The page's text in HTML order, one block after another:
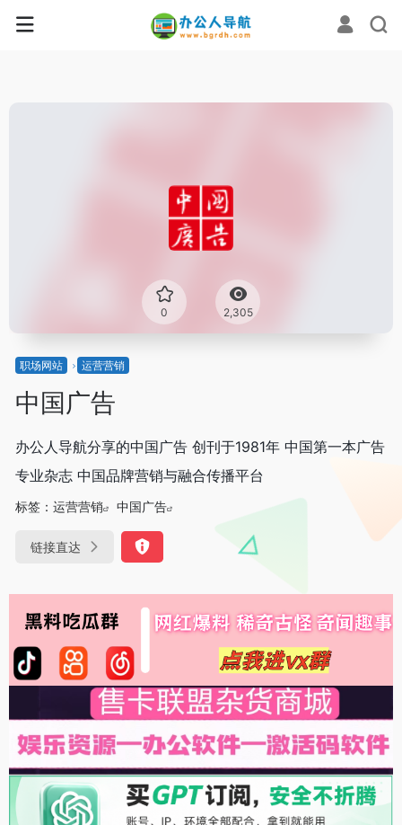
0 2,305
职场网站 运营营销
中国广告
办公人导航分享的中国广告 创刊于1981年 中国第一本广告
专业杂志 中国品牌营销与融合传播平台
标签： 运营营销 中国广告
链接直达